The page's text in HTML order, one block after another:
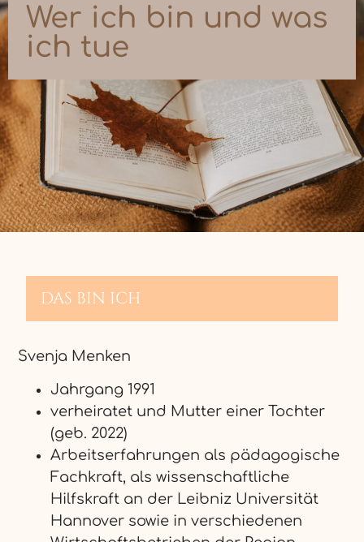
Wer ich bin und was
ich tue
DAS BIN ICH
Svenja Menken
Jahrgang 1991
verheiratet und Mutter einer Tochter
(geb. 2022)
Arbeitserfahrungen als pädagogische
Fachkraft, als wissenschaftliche
Hilfskraft an der Leibniz Universität
Hannover sowie in verschiedenen